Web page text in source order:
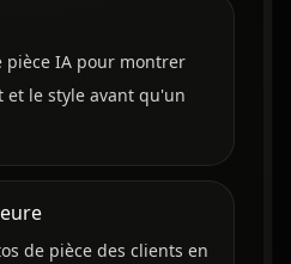
pièce IA pour montrer
et le style avant qu'un
de pièce des clients en